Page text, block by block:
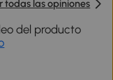
todas las opiniones
del producto